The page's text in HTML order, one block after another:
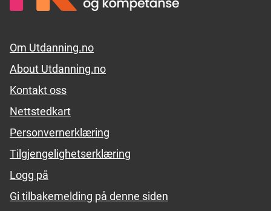
Footer links
Om Utdanning.no
About Utdanning.no
Kontakt oss
Nettstedkart
Personvernerklæring
Tilgjengelighetserklæring
Logg på
Gi tilbakemelding på denne siden